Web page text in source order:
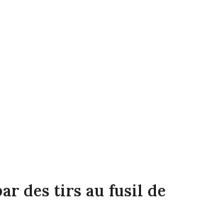
des tirs au fusil de